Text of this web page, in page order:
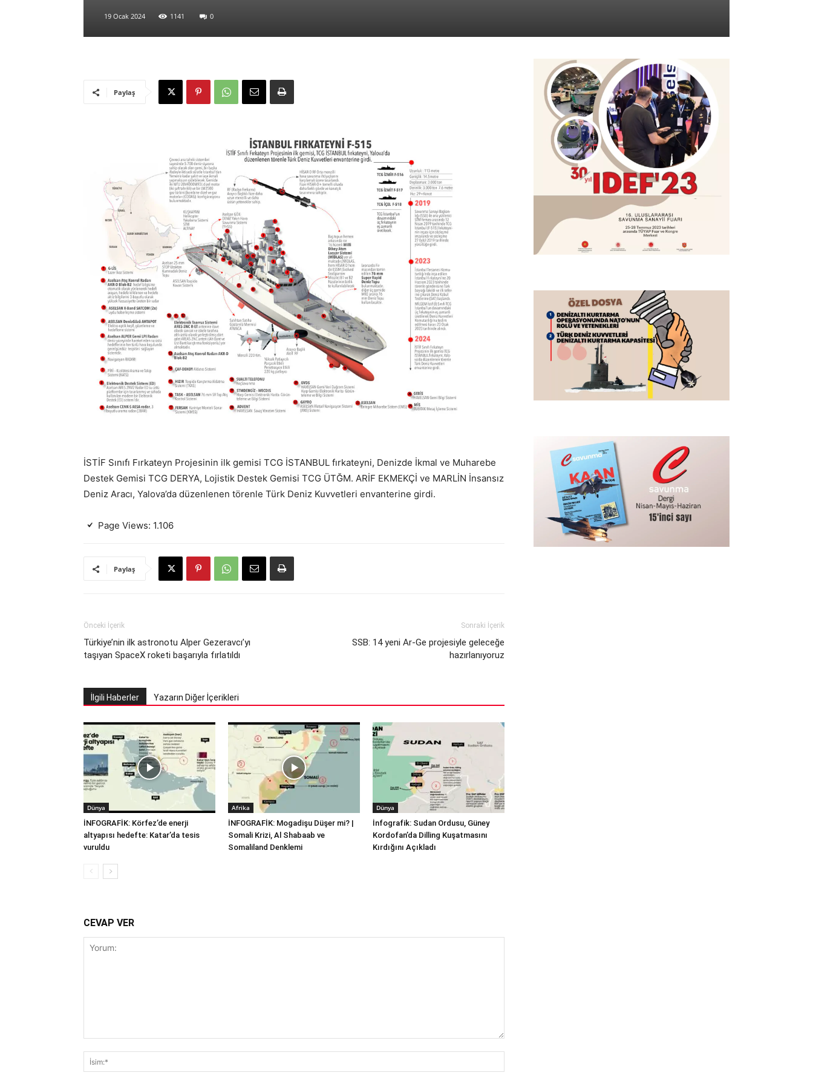
19 Ocak 2024 1141 0
Paylaş
İSTİF Sınıfı Fırkateyn Projesinin ilk gemisi TCG İSTANBUL fırkateyni, Denizde İkmal ve Muharebe
Destek Gemisi TCG DERYA, Lojistik Destek Gemisi TCG ÜTĞM. ARİF EKMEKÇİ ve MARLİN İnsansız
Deniz Aracı, Yalova’da düzenlenen törenle Türk Deniz Kuvvetleri envanterine girdi.
Page Views: 1.106
Paylaş
Önceki İçerik
Türkiye’nin ilk astronotu Alper Gezeravcı’yı
taşıyan SpaceX roketi başarıyla fırlatıldı
Sonraki İçerik
SSB: 14 yeni Ar-Ge projesiyle geleceğe
hazırlanıyoruz
İlgili Haberler Yazarın Diğer İçerikleri
Dünya
İNFOGRAFİK: Körfez’de enerji
altyapısı hedefte: Katar’da tesis
vuruldu
Afrika
İNFOGRAFİK: Mogadişu Düşer mi? |
Somali Krizi, Al Shabaab ve
Somaliland Denklemi
Dünya
İnfografik: Sudan Ordusu, Güney
Kordofan’da Dilling Kuşatmasını
Kırdığını Açıkladı
CEVAP VER